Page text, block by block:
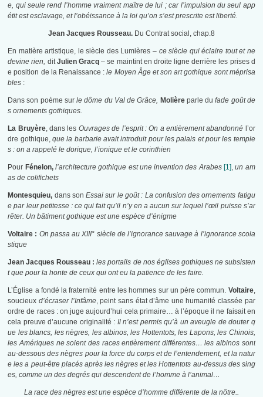
e, qui seule rend l’homme vraiment maître de lui ; car l’impulsion du seul app
étit est esclavage, et l’obéissance à la loi qu’on s’est prescrite est liberté.
Jean Jacques Rousseau. Du Contrat social, chap.8
En matière artistique, le siècle des Lumières – ce siècle qui éclaire tout et ne
devine rien, ditJulien Gracq– se maintint en droite ligne derrière les prises d
e position de la Renaissance :le Moyen Âge et son art gothique sont méprisa
bles :
Dans son poème surle dôme du Val de Grâce, Molière parle dufade goût de
s ornements gothiques.
La Bruyère, dans les Ouvrages de l’esprit : On a entièrement abandonné l’or
dre gothique, que la barbarie avait introduit pour les palais et pour les temple
s : on a rappelé le dorique, l’ionique et le corinthien
Pour Fénelon, l’architecture gothique est une invention des Arabes [1], un am
as de colifichets
Montesquieu, dans sonEssai sur le goût : La confusion des ornements fatigu
e par leur petitesse : ce qui fait qu’il n’y en a aucun sur lequel l’œil puisse s’ar
rêter. Un bâtiment gothique est une espèce d’énigme
Voltaire : On passa au XIII° siècle de l’ignorance sauvage à l’ignorance scola
stique
Jean Jacques Rousseau :les portails de nos églises gothiques ne subsisten
t que pour la honte de ceux qui ont eu la patience de les faire.
L’Église a fondé la fraternité entre les hommes sur un père commun. Voltaire,
soucieux d’écraser l’Infâme, peint sans état d’âme une humanité classée par
ordre de races : on juge aujourd’hui cela primaire… à l’époque il ne faisait en
cela preuve d’aucune originalité : Il n’est permis qu’à un aveugle de douter q
ue les blancs, les nègres, les albinos, les Hottentots, les Lapons, les Chinois,
les Amériques ne soient des races entièrement différentes… les albinos sont
au-dessous des nègres pour la force du corps et de l’entendement, et la natur
e les a peut-être placés après les nègres et les Hottentots au-dessus des sing
es, comme un des degrés qui descendent de l’homme à l’animal…
La race des nègres est une espèce d’homme différente de la nôtre..